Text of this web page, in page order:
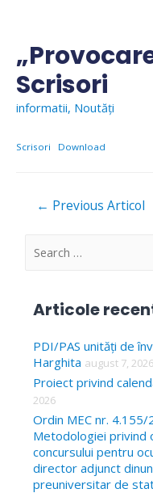
content
Scrisori
informatii, Noutăți
Scrisori Download
Navigare
← Previous Articol
S
c
h
f
o
r
Articole
PDI/PAS unități de
Harghita august 7, 2026
Proiect privind
2026
Ordin MEC nr.
Metodologiei privind
concursului pentru
director adjunct
preuniversitar de